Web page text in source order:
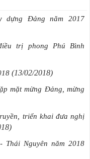
dựng Đảng năm 2017
trị phong Phú Bình
(13/02/2018)
mặt mừng Đảng, mừng
triển khai đưa nghị
Nguyên năm 2018